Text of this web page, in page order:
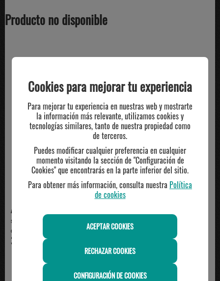
Producto no disponible
TE PUEDE INTERESAR
ADIDAS
short adidas 7 pulgadas con
cremallera hombre, ...
35.00€
short adidas hombne con
cremallera negro/blanco
Cookies para mejorar tu experiencia
Para mejorar tu experiencia en nuestras web y mostrarte
la información más relevante, utilizamos cookies y
tecnologías similares, tanto de nuestra propiedad como
de terceros.
Puedes modificar cualquier preferencia en cualquier
momento visitando la sección de "Configuración de
Cookies" que encontrarás en la parte inferior del sitio.
Para obtener más información, consulta nuestra Política
de cookies
ACEPTAR COOKIES
RECHAZAR COOKIES
CONFIGURACIÓN DE COOKIES